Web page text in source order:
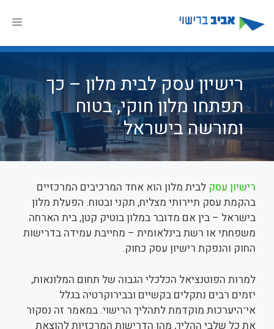
לתוכן
רישיון עסק לבית מלון – כך
תפתחו מלון חוקי, בטוח
ומורשה בישראל
רישיון עסק לבית מלון הוא אחד המרכיבים המרכזיים
בהקמת עסק תיירותי מצליח, תקני ובטוח. הפעלת מלון
בישראל – בין אם מדובר במלון בוטיק קטן, בית הארחה
משפחתי או רשת בינלאומית – מחייבת עמידה בדרישות
החוק והנפקת רישיון עסק כחוק.
למרות הפוטנציאל הכלכלי הגבוה של תחום המלונאות,
יזמים רבים נתקלים בקשיים ובבירוקרטיה בגלל
אי־היערכות מוקדמת לתהליך הרישוי. במאמר זה נסקור
את כל שלבי ההליך, מהן הדרישות המרכזיות להוצאת